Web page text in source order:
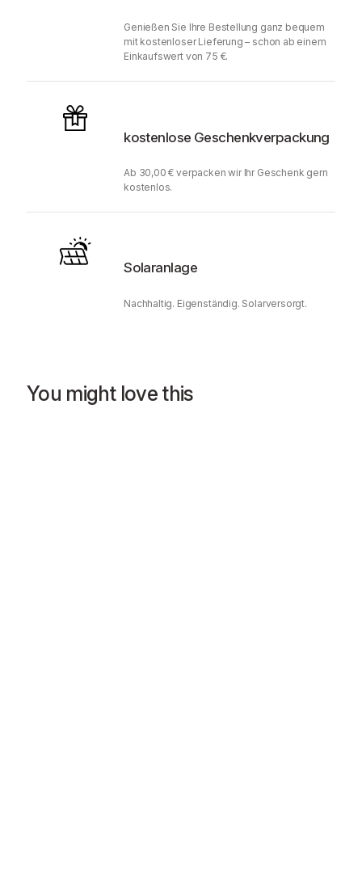
Genießen Sie Ihre Bestellung ganz bequem
mit kostenloser Lieferung – schon ab einem
Einkaufswert von 75 €.
kostenlose Geschenkverpackung
Ab 30,00 € verpacken wir Ihr Geschenk gern
kostenlos.
Solaranlage
Nachhaltig. Eigenständig. Solarversorgt.
You might love this